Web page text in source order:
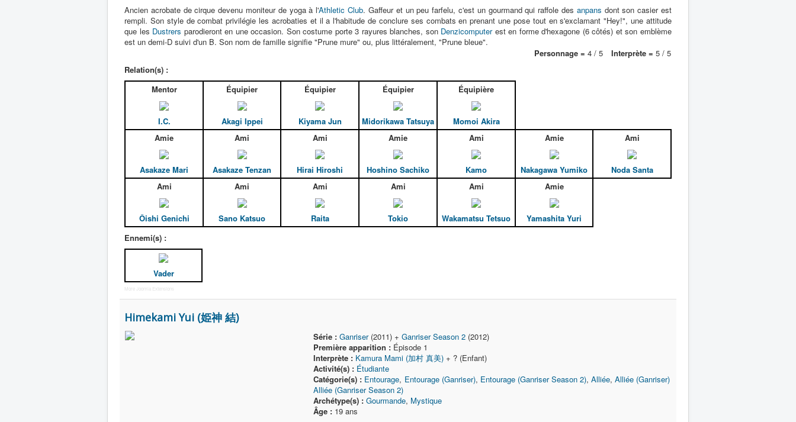
Ancien acrobate de cirque devenu moniteur de yoga à l'Athletic Club. Gaffeur et un peu farfelu, c'est un gourmand qui raffole des anpans dont son casier est
rempli. Son style de combat privilégie les acrobaties et il a l'habitude de conclure ses combats en prenant une pose tout en s'exclamant "Hey!", une attitude
que les Dustrers parodieront en une occasion. Son costume porte 3 rayures blanches, son Denzicomputerest en forme d'hexagone (6 côtés) et son emblème
est un demi-D suivi d'un B. Son nom de famille signifie "Prune mure" ou, plus littéralement, "Prune bleue".
Personnage = 4 / 5 Interprète = 5 / 5
Relation(s) :
Mentor
I.C.
Équipier
Akagi Ippei
Équipier
Kiyama Jun
Équipier
Midorikawa Tatsuya
Équipière
Momoi Akira
Amie
Asakaze Mari
Ami
Asakaze Tenzan
Ami
Hirai Hiroshi
Amie
Hoshino Sachiko
Ami
Kamo
Amie
Nakagawa Yumiko
Ami
Noda Santa
Ami
Ôishi Genichi
Ami
Sano Katsuo
Ami
Raita
Ami
Tokio
Ami
Wakamatsu Tetsuo
Amie
Yamashita Yuri
Ennemi(s) :
Vader
More Joomla Extensions
Himekami Yui (姫神 結)
Série : Ganriser(2011) +Ganriser Season 2 (2012)
Première apparition : Épisode 1
Interprète : Kamura Mami (加村 真美) + ? (Enfant)
Activité(s) : Étudiante
Catégorie(s) : Entourage, Entourage (Ganriser), Entourage (Ganriser Season 2),Alliée,Alliée (Ganriser)
Alliée (Ganriser Season 2)
Archétype(s) : Gourmande, Mystique
Âge : 19 ans